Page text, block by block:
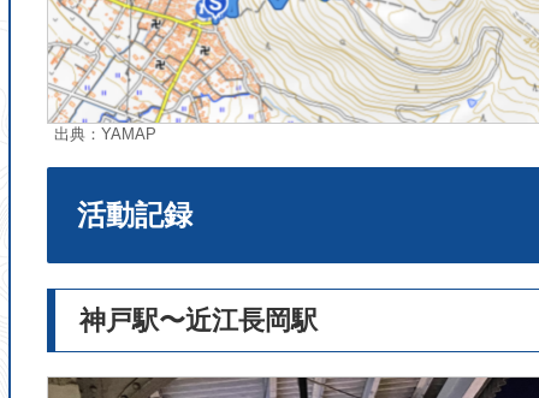
出典：YAMAP
活動記録
神戸駅〜近江長岡駅